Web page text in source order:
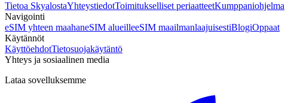
Tietoa SkyalostaYhteystiedotToimitukselliset periaatteetKumppaniohjelma
Navigointi
eSIM yhteen maahaneSIM alueilleeSIM maailmanlaajuisestiBlogiOppaat
Käytännöt
KäyttöehdotTietosuojakäytäntö
Yhteys ja sosiaalinen media
Lataa sovelluksemme